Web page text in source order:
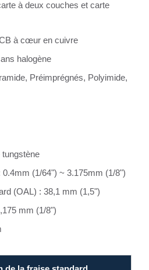
à deux couches et carte
à cœur en cuivre
halogène
Préimprégnés, Polyimide,
tungstène
(1/64") ~ 3.175mm (1/8")
(OAL) : 38,1 mm (1,5")
mm (1/8")